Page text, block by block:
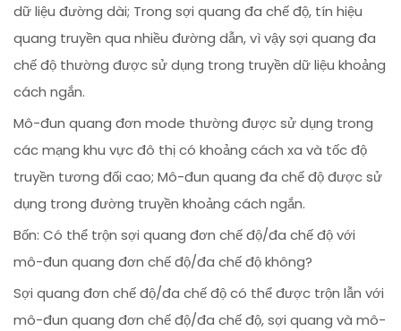
dữ liệu đường dài; Trong sợi quang đa chế độ, tín hiệu
quang truyền qua nhiều đường dẫn, vì vậy sợi quang đa
chế độ thường được sử dụng trong truyền dữ liệu khoảng
cách ngắn.
Mô-đun quang đơn mode thường được sử dụng trong
các mạng khu vực đô thị có khoảng cách xa và tốc độ
truyền tương đối cao; Mô-đun quang đa chế độ được sử
dụng trong đường truyền khoảng cách ngắn.
Bốn: Có thể trộn sợi quang đơn chế độ/đa chế độ với
mô-đun quang đơn chế độ/đa chế độ không?
Sợi quang đơn chế độ/đa chế độ có thể được trộn lẫn với
mô-đun quang đơn chế độ/đa chế độ, sợi quang và mô-